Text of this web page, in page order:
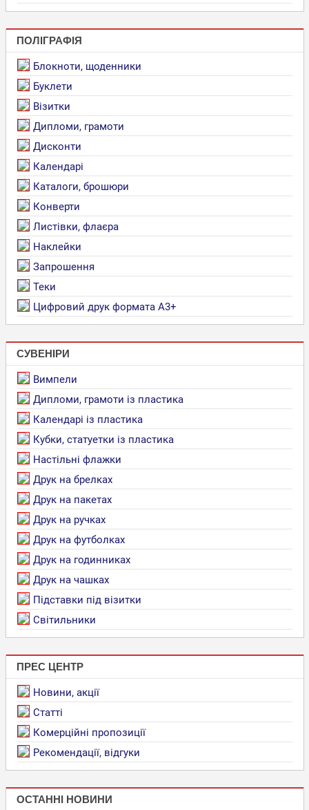
ПОЛІГРАФІЯ
Блокноти, щоденники
Буклети
Візитки
Дипломи, грамоти
Дисконти
Календарі
Каталоги, брошюри
Конверти
Листівки, флаєра
Наклейки
Запрошення
Теки
Цифровий друк формата А3+
СУВЕНІРИ
Вимпели
Дипломи, грамоти із пластика
Календарі із пластика
Кубки, статуетки із пластика
Настільні флажки
Друк на брелках
Друк на пакетах
Друк на ручках
Друк на футболках
Друк на годинниках
Друк на чашках
Підставки під візитки
Світильники
ПРЕС ЦЕНТР
Новини, акції
Статті
Комерційні пропозиції
Рекомендації, відгуки
ОСТАННІ НОВИНИ